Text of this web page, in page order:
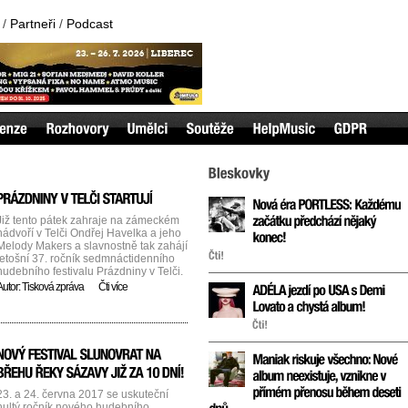
/ Partneři / Podcast
tento pátek zahraje na zámeckém
v Telči Ondřej Havelka a jeho
Makers a slavnostně tak zahájí
letošní 37. ročník sedmnáctidenního
festivalu Prázdniny v Telči.
hlavních koncertů na zámku,
nabízí festival jako vždy
[...]...
Tisková zpráva Čti více
a 24. června 2017 se uskuteční